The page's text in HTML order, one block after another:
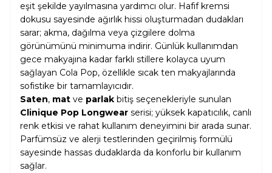
eşit şekilde yayılmasına yardımcı olur. Hafif kremsi
dokusu sayesinde ağırlık hissi oluşturmadan dudakları
sarar; akma, dağılma veya çizgilere dolma
görünümünü minimuma indirir. Günlük kullanımdan
gece makyajına kadar farklı stillere kolayca uyum
sağlayan Cola Pop, özellikle sıcak ten makyajlarında
sofistike bir tamamlayıcıdır.
Saten, mat ve parlak bitiş seçenekleriyle sunulan
Clinique Pop Longwear serisi; yüksek kapatıcılık, canlı
renk etkisi ve rahat kullanım deneyimini bir arada sunar.
Parfümsüz ve alerji testlerinden geçirilmiş formülü
sayesinde hassas dudaklarda da konforlu bir kullanım
sağlar.